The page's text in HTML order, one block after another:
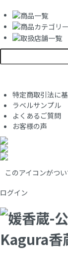
特定商取引法に
ラベルサンプル
よくあるご質問
お客様の声
このアイコンがつ
ログイン